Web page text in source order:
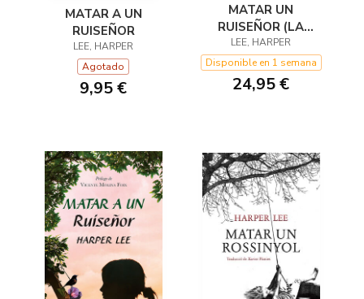
MATAR A UN
RUISEÑOR
LEE, HARPER
Agotado
9,95 €
MATAR UN
RUISEÑOR (LA
NOVELA GRÁFICA)
LEE, HARPER
Disponible en 1 semana
24,95 €